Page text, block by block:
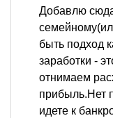
Добавлю
быть подход
заработки -
отнимаем
прибыль.Нет
идете к